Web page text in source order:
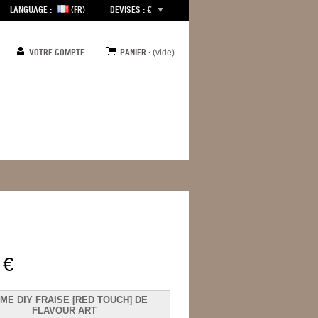
LANGUAGE : (FR) DEVISES : €
VOTRE COMPTE PANIER : (vide)
DIY FRAISE [RED TOUCH] DE
FLAVOUR ART